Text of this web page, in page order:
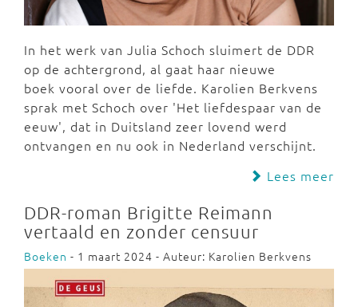
In het werk van Julia Schoch sluimert de DDR
op de achtergrond, al gaat haar nieuwe
boek vooral over de liefde. Karolien Berkvens
sprak met Schoch over 'Het liefdespaar van de
eeuw', dat in Duitsland zeer lovend werd
ontvangen en nu ook in Nederland verschijnt.
Lees meer
DDR-roman Brigitte Reimann
vertaald en zonder censuur
Boeken - 1 maart 2024 - Auteur: Karolien Berkvens